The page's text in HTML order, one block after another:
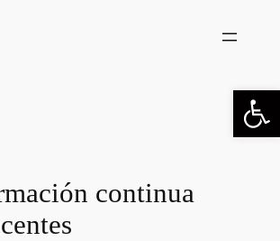
continua
Abrir